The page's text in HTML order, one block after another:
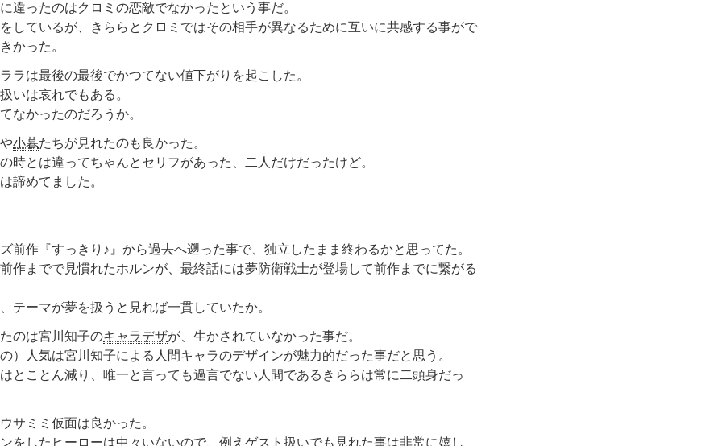
違ったのはクロミの恋敵でなかったという事だ。
しているが、きららとクロミではその相手が異なるために互いに共感する事がで
かった。
ラは最後の最後でかつてない値下がりを起こした。
いは哀れでもある。
なかったのだろうか。
や小暮たちが見れたのも良かった。
時とは違ってちゃんとセリフがあった、二人だけだったけど。
諦めてました。
前作『すっきり♪』から過去へ遡った事で、独立したまま終わるかと思ってた。
作までで見慣れたホルンが、最終話には夢防衛戦士が登場して前作までに繋がる
テーマが夢を扱うと見れば一貫していたか。
のは宮川知子のキャラデザが、生かされていなかった事だ。
）人気は宮川知子による人間キャラのデザインが魅力的だった事だと思う。
とことん減り、唯一と言っても過言でない人間であるきららは常に二頭身だっ
サミミ仮面は良かった。
をしたヒーローは中々いないので、例えゲスト扱いでも見れた事は非常に嬉し